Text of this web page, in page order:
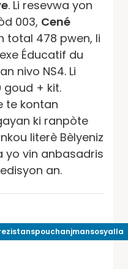
. Li resevwa yon
003, Cené
total 478 pwen, li
Éducatif du
nivo NS4. Li
goud + kit.
te kontan
ki ranpòte
literè Bèlyeniz
yo vin anbasadris
an.